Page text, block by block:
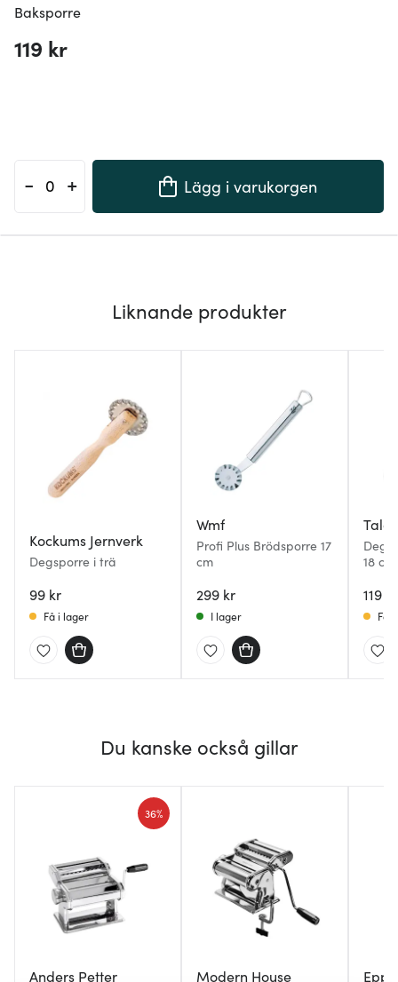
Baksporre
119 kr
- + Lägg i varukorgen
Liknande produkter
Kockums Jernverk
Degsporre i trä
99 kr
Få i lager
Wmf
Profi Plus Brödsporre 17
cm
299 kr
I lager
Tala
18 cm
119 kr
Få
Du kanske också gillar
Anders Petter
36%
Modern House